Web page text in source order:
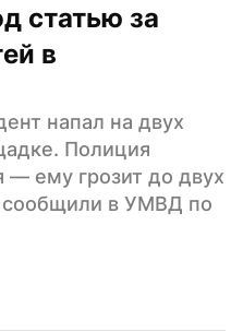
статью за
в
напал на двух
Полиция
— ему грозит до двух
в УМВД по